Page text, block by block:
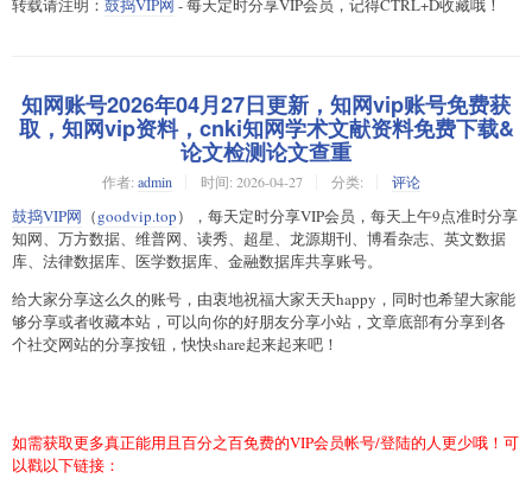
转载请注明： 鼓捣VIP网 - 每天定时分享VIP会员，记得CTRL+D收藏哦！
知网账号2026年04月27日更新，知网vip账号免费获
取，知网vip资料，cnki知网学术文献资料免费下载&
论文检测论文查重
作者: admin 时间: 2026-04-27 分类: 评论
鼓捣VIP网 （goodvip.top），每天定时分享VIP会员，每天上午9点准时分享
知网、万方数据、维普网、读秀、超星、龙源期刊、博看杂志、英文数据
库、法律数据库、医学数据库、金融数据库共享账号。
给大家分享这么久的账号，由衷地祝福大家天天happy，同时也希望大家能
够分享或者收藏本站，可以向你的好朋友分享小站，文章底部有分享到各
个社交网站的分享按钮，快快share起来起来吧！
如需获取更多真正能用且百分之百免费的VIP会员帐号/登陆的人更少哦！可
以戳以下链接：